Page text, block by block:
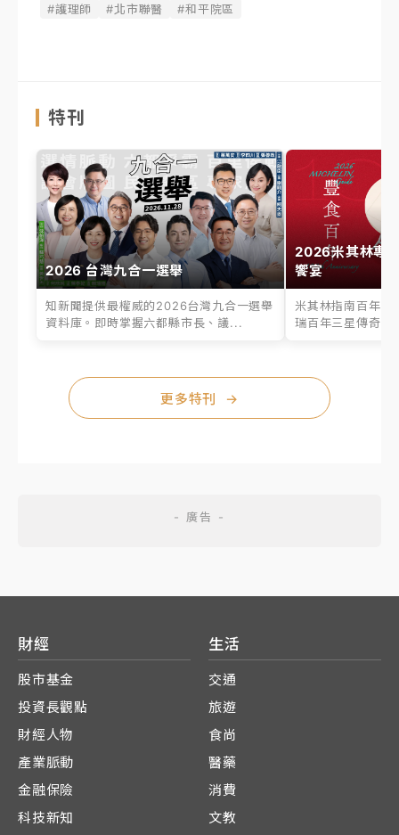
#護理師 #北市聯醫 #和平院區
特刊
2026 台灣九合一選舉
知新聞提供最權威的2026台灣九合一選舉
資料庫。即時掌握六都縣市長、議...
2026米其林專
饗宴
米其林指南百年之
瑞百年三星傳奇、
更多特刊 →
財經
股市基金
投資長觀點
財經人物
產業脈動
金融保險
科技新知
生活
交通
旅遊
食尚
醫藥
消費
文教